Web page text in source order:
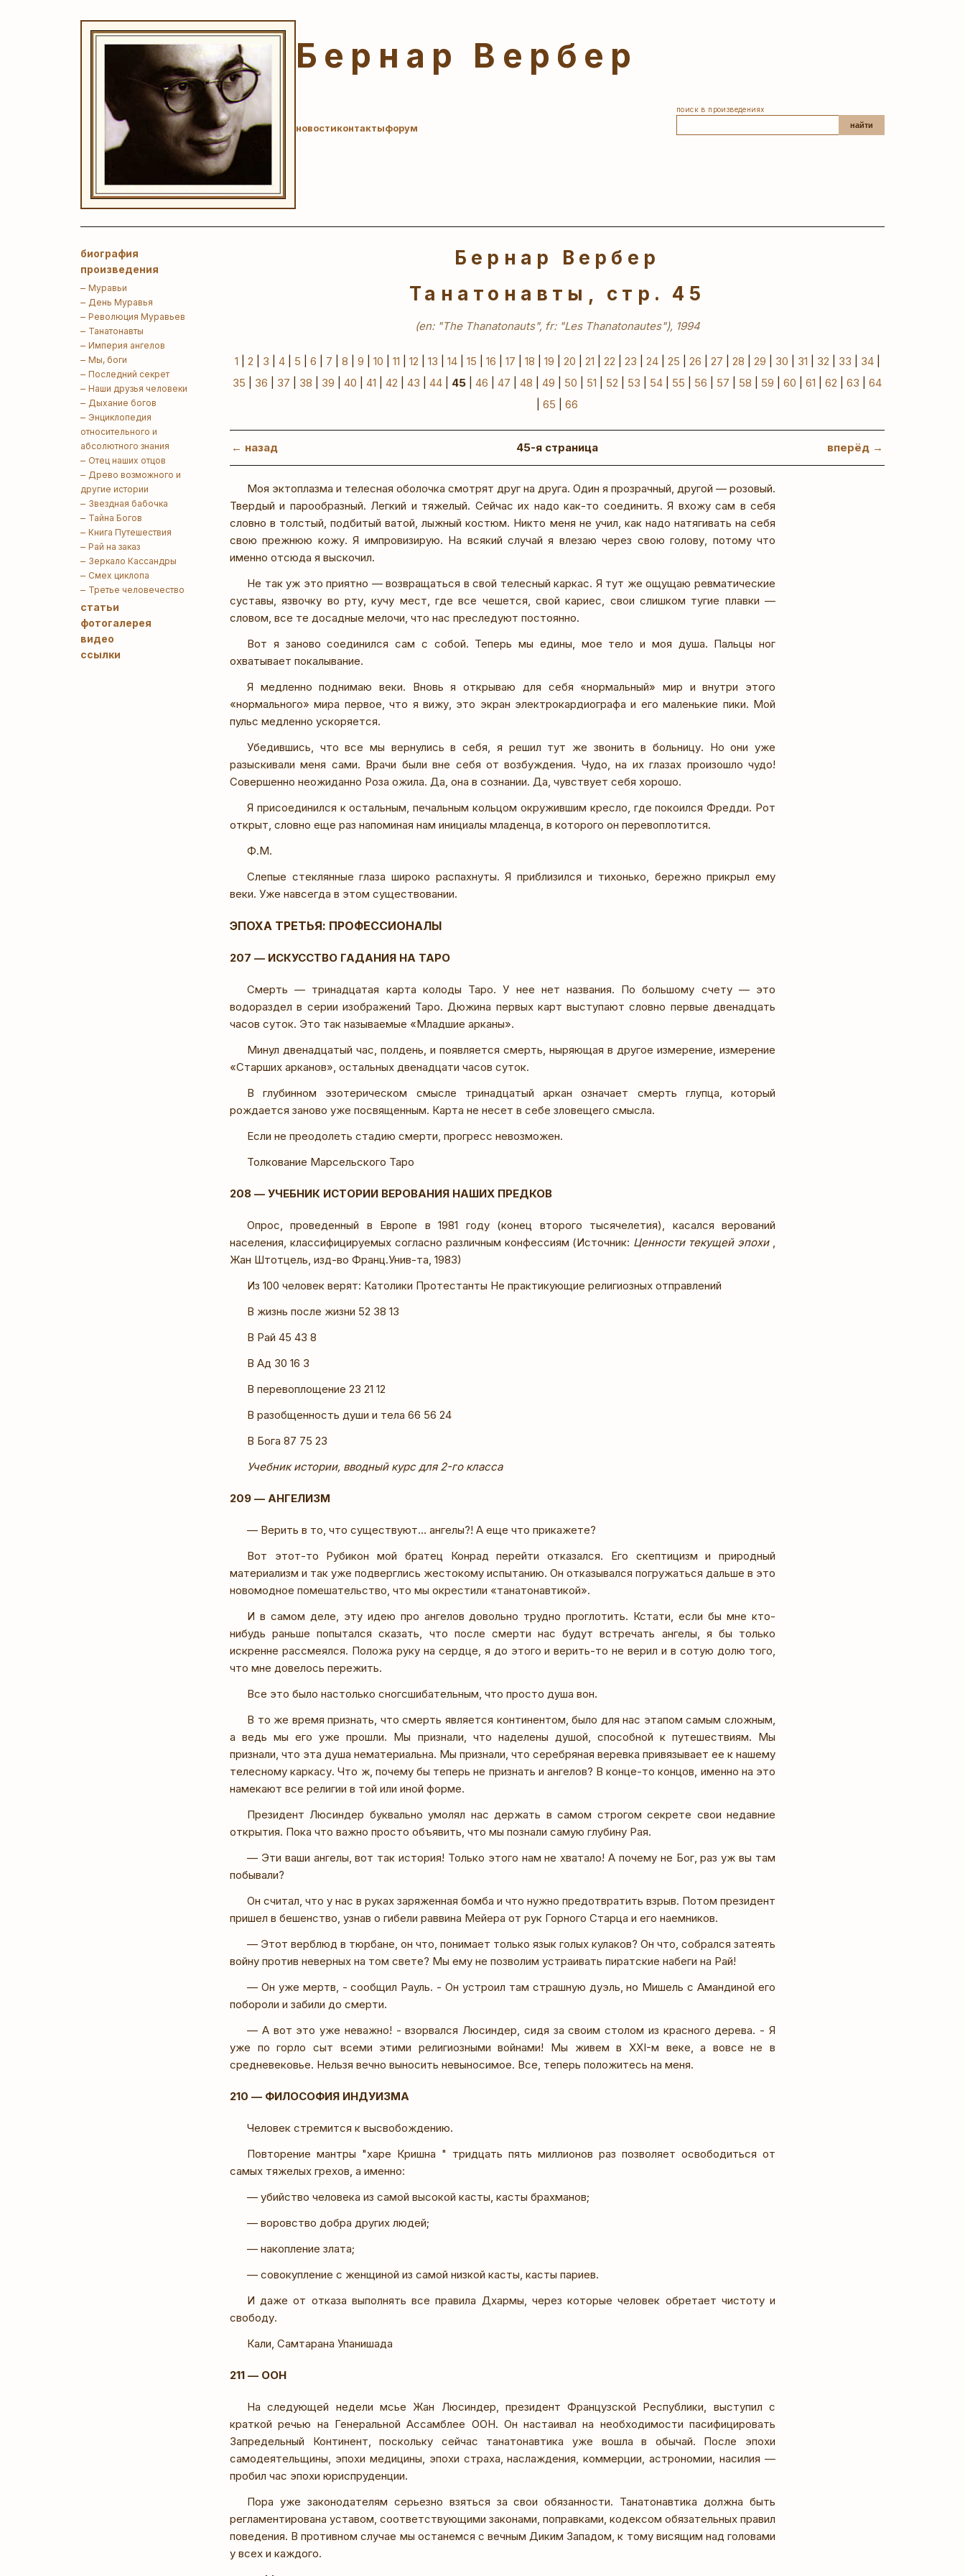
Бернар Вербер
новостиконтактыфорум
поиск в произведениях
найти
биография
произведения
Муравьи
День Муравья
Революция Муравьев
Танатонавты
Империя ангелов
Мы, боги
Последний секрет
Наши друзья человеки
Дыхание богов
Энциклопедия
относительного и
абсолютного знания
Отец наших отцов
Древо возможного и
другие истории
Звездная бабочка
Тайна Богов
Книга Путешествия
Рай на заказ
Зеркало Кассандры
Смех циклопа
Третье человечество
статьи
фотогалерея
видео
ссылки
Бернар Вербер
Танатонавты, стр. 45
(en: "The Thanatonauts", fr: "Les Thanatonautes"), 1994
1 2 3 4| 5 6 7 8 9 10 11 12 13 14| 15 16 17 18 19 20 21 22 23 24| 25 26 27 28 29 30 31 32 33 34|
35
36 37 38 39 40 41 42 43 44 45 46 47 48 49 50 51 52 53 54 55 56 57 58 59 60 61 62 63
64
65 66
← назад 45-я страница вперёд →
Моя эктоплазма и телесная оболочка смотрят друг на друга. Один я прозрачный, другой — розовый.
Твердый и парообразный. Легкий и тяжелый. Сейчас их надо как-то соединить. Я вхожу сам в себя
словно в толстый, подбитый ватой, лыжный костюм. Никто меня не учил, как надо натягивать на себя
свою прежнюю кожу. Я импровизирую. На всякий случай я влезаю через свою голову, потому что
именно отсюда я выскочил.
Не так уж это приятно — возвращаться в свой телесный каркас. Я тут же ощущаю ревматические
суставы, язвочку во рту, кучу мест, где все чешется, свой кариес, свои слишком тугие плавки —
словом, все те досадные мелочи, что нас преследуют постоянно.
Вот я заново соединился сам с собой. Теперь мы едины, мое тело и моя душа. Пальцы ног
охватывает покалывание.
Я медленно поднимаю веки. Вновь я открываю для себя «нормальный» мир и внутри этого
«нормального» мира первое, что я вижу, это экран электрокардиографа и его маленькие пики. Мой
пульс медленно ускоряется.
Убедившись, что все мы вернулись в себя, я решил тут же звонить в больницу. Но они уже
разыскивали меня сами. Врачи были вне себя от возбуждения. Чудо, на их глазах произошло чудо!
Совершенно неожиданно Роза ожила. Да, она в сознании. Да, чувствует себя хорошо.
Я присоединился к остальным, печальным кольцом окружившим кресло, где покоился Фредди. Рот
открыт, словно еще раз напоминая нам инициалы младенца, в которого он перевоплотится.
Ф.М.
Слепые стеклянные глаза широко распахнуты. Я приблизился и тихонько, бережно прикрыл ему
веки. Уже навсегда в этом существовании.
ЭПОХА ТРЕТЬЯ: ПРОФЕССИОНАЛЫ
207 — ИСКУССТВО ГАДАНИЯ НА ТАРО
Смерть — тринадцатая карта колоды Таро. У нее нет названия. По большому счету — это
водораздел в серии изображений Таро. Дюжина первых карт выступают словно первые двенадцать
часов суток. Это так называемые «Младшие арканы».
Минул двенадцатый час, полдень, и появляется смерть, ныряющая в другое измерение, измерение
«Старших арканов», остальных двенадцати часов суток.
В глубинном эзотерическом смысле тринадцатый аркан означает смерть глупца, который
рождается заново уже посвященным. Карта не несет в себе зловещего смысла.
Если не преодолеть стадию смерти, прогресс невозможен.
Толкование Марсельского Таро
208 — УЧЕБНИК ИСТОРИИ ВЕРОВАНИЯ НАШИХ ПРЕДКОВ
Опрос, проведенный в Европе в 1981 году (конец второго тысячелетия), касался верований
населения, классифицируемых согласно различным конфессиям (Источник: Ценности текущей эпохи,
Жан Штотцель, изд-во Франц.Унив-та, 1983)
Из 100 человек верят: Католики Протестанты Не практикующие религиозных отправлений
В жизнь после жизни 52 38 13
В Рай 45 43 8
В Ад 30 16 3
В перевоплощение 23 21 12
В разобщенность души и тела 66 56 24
В Бога 87 75 23
Учебник истории, вводный курс для 2-го класса
209 — АНГЕЛИЗМ
— Верить в то, что существуют… ангелы?! А еще что прикажете?
Вот этот-то Рубикон мой братец Конрад перейти отказался. Его скептицизм и природный
материализм и так уже подверглись жестокому испытанию. Он отказывался погружаться дальше в это
новомодное помешательство, что мы окрестили «танатонавтикой».
И в самом деле, эту идею про ангелов довольно трудно проглотить. Кстати, если бы мне кто-
нибудь раньше попытался сказать, что после смерти нас будут встречать ангелы, я бы только
искренне рассмеялся. Положа руку на сердце, я до этого и верить-то не верил и в сотую долю того,
что мне довелось пережить.
Все это было настолько сногсшибательным, что просто душа вон.
В то же время признать, что смерть является континентом, было для нас этапом самым сложным,
а ведь мы его уже прошли. Мы признали, что наделены душой, способной к путешествиям. Мы
признали, что эта душа нематериальна. Мы признали, что серебряная веревка привязывает ее к нашему
телесному каркасу. Что ж, почему бы теперь не признать и ангелов? В конце-то концов, именно на это
намекают все религии в той или иной форме.
Президент Люсиндер буквально умолял нас держать в самом строгом секрете свои недавние
открытия. Пока что важно просто объявить, что мы познали самую глубину Рая.
— Эти ваши ангелы, вот так история! Только этого нам не хватало! А почему не Бог, раз уж вы там
побывали?
Он считал, что у нас в руках заряженная бомба и что нужно предотвратить взрыв. Потом президент
пришел в бешенство, узнав о гибели раввина Мейера от рук Горного Старца и его наемников.
— Этот верблюд в тюрбане, он что, понимает только язык голых кулаков? Он что, собрался затеять
войну против неверных на том свете? Мы ему не позволим устраивать пиратские набеги на Рай!
— Он уже мертв, - сообщил Рауль. - Он устроил там страшную дуэль, но Мишель с Амандиной его
побороли и забили до смерти.
— А вот это уже неважно! - взорвался Люсиндер, сидя за своим столом из красного дерева. - Я
уже по горло сыт всеми этими религиозными войнами! Мы живем в XXI-м веке, а вовсе не в
средневековье. Нельзя вечно выносить невыносимое. Все, теперь положитесь на меня.
210 — ФИЛОСОФИЯ ИНДУИЗМА
Человек стремится к высвобождению.
Повторение мантры "харе Кришна " тридцать пять миллионов раз позволяет освободиться от
самых тяжелых грехов, а именно:
— убийство человека из самой высокой касты, касты брахманов;
— воровство добра других людей;
— накопление злата;
— совокупление с женщиной из самой низкой касты, касты париев.
И даже от отказа выполнять все правила Дхармы, через которые человек обретает чистоту и
свободу.
Кали, Самтарана Упанишада
211 — ООН
На следующей недели мсье Жан Люсиндер, президент Французской Республики, выступил с
краткой речью на Генеральной Ассамблее ООН. Он настаивал на необходимости пасифицировать
Запредельный Континент, поскольку сейчас танатонавтика уже вошла в обычай. После эпохи
самодеятельщины, эпохи медицины, эпохи страха, наслаждения, коммерции, астрономии, насилия —
пробил час эпохи юриспруденции.
Пора уже законодателям серьезно взяться за свои обязанности. Танатонавтика должна быть
регламентирована уставом, соответствующими законами, поправками, кодексом обязательных правил
поведения. В противном случае мы останемся с вечным Диким Западом, к тому висящим над головами
у всех и каждого.